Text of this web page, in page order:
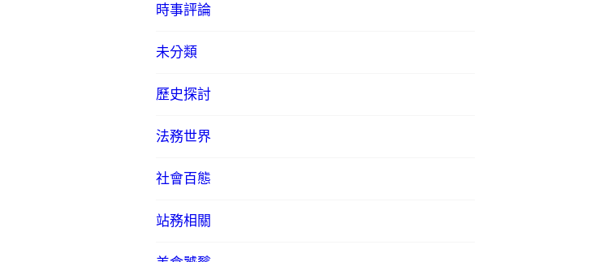
時事評論
未分類
歷史探討
法務世界
社會百態
站務相關